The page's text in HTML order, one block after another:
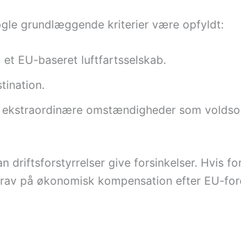
grundlæggende kriterier være opfyldt:
EU-baseret luftfartsselskab.
omstændigheder som
give forsinkelser. Hvis
på økonomisk kompensation efter EU-